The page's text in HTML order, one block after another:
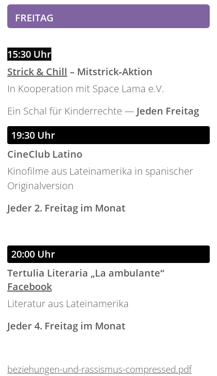
FREITAG
15:30 Uhr
Strick & Chill – Mitstrick‑Aktion
In Kooperation mit Space Lama e.V.
Ein Schal für Kinderrechte — Jeden Freitag
19:30 Uhr
CineClub Latino
Kinofilme aus Lateinamerika in spanischer
Originalversion
Jeder 2. Freitag im Monat
20:00 Uhr
Tertulia Literaria „La ambulante“
Facebook
Literatur aus Lateinamerika
Jeder 4. Freitag im Monat
beziehungen-und-rassismus-compressed.pdf